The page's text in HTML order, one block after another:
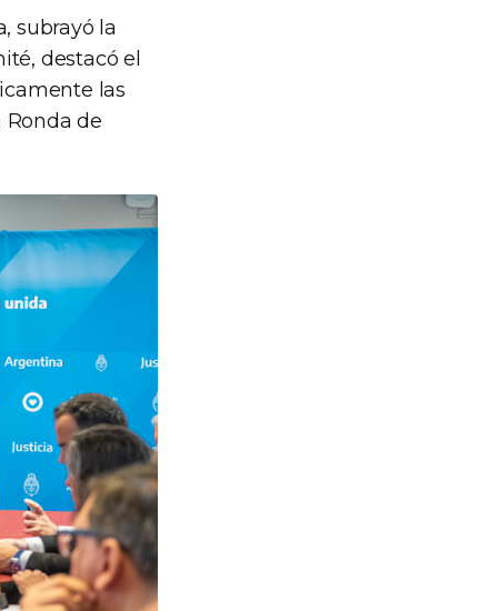
subrayó la
destacó el
las
Ronda de